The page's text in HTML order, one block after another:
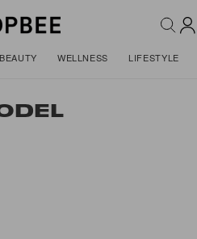
BEAUTY WELLNESS LIFESTYLE